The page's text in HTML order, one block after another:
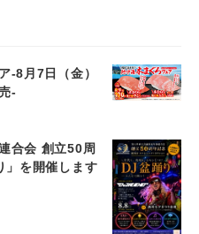
-8月7日（金）
-
合会 創立50周
」を開催します